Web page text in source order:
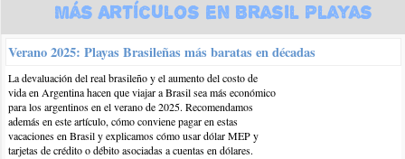
Más Artículos en Brasil Playas
Verano 2025: Playas Brasileñas más baratas en décadas
La devaluación del real brasileño y el aumento del costo de
vida en Argentina hacen que viajar a Brasil sea más económico
para los argentinos en el verano de 2025. Recomendamos
además en este artículo, cómo conviene pagar en estas
vacaciones en Brasil y explicamos cómo usar dólar MEP y
tarjetas de crédito o débito asociadas a cuentas en dólares.